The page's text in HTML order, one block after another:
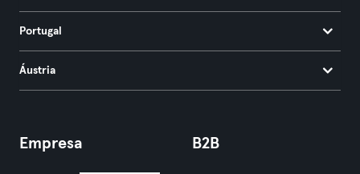
Portugal
Áustria
Empresa B2B